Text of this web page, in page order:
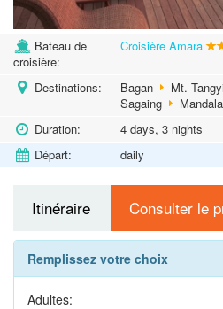
Bateau de
croisière:
Croisière Amara
Destinations: Bagan Mt.
Sagaing
Duration:
4 days, 3 nights
Départ:
daily
Itinéraire Consulter le
Remplissez votre choix
Adultes: